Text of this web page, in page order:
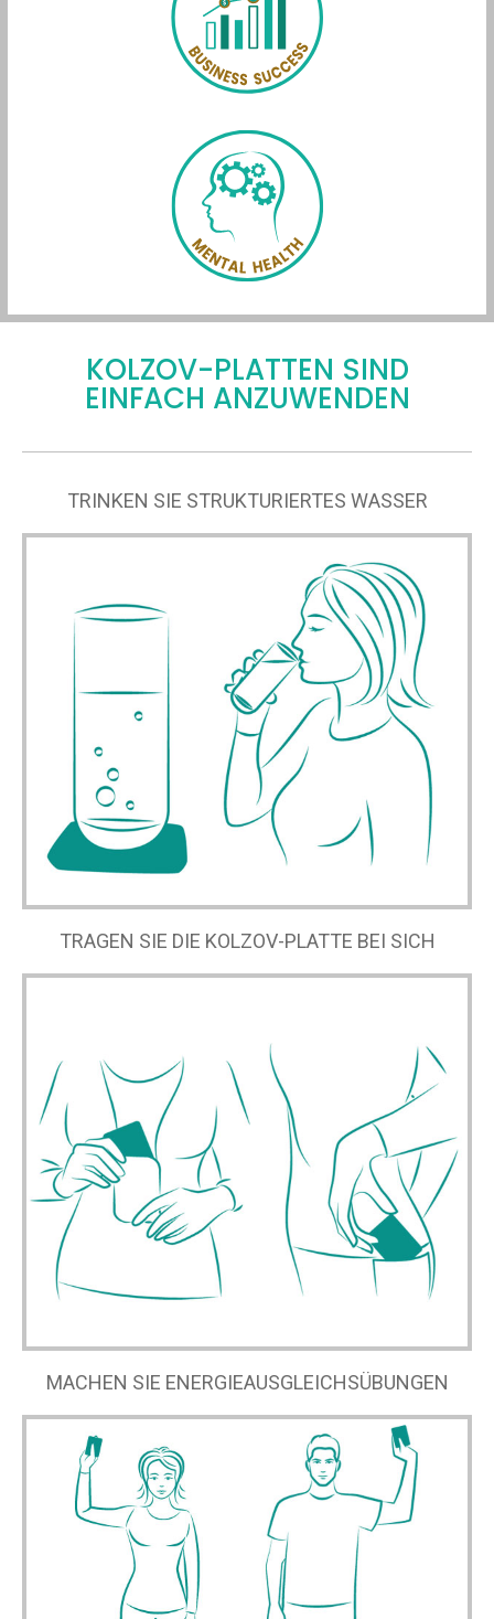
KOLZOV-PLATTEN SIND
EINFACH ANZUWENDEN
TRINKEN SIE STRUKTURIERTES WASSER
TRAGEN SIE DIE KOLZOV-PLATTE BEI SICH
MACHEN SIE ENERGIEAUSGLEICHSÜBUNGEN